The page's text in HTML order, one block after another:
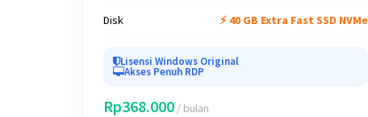
Disk
⚡ 40 GB Extra Fast SSD NVMe
Lisensi Windows Original
Akses Penuh RDP
Rp368.000 / bulan